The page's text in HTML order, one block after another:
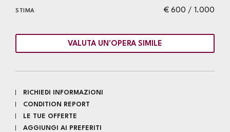
€ 600 / 1.000
STIMA
VALUTA UN'OPERA SIMILE
RICHIEDI INFORMAZIONI
CONDITION REPORT
LE TUE OFFERTE
AGGIUNGI AI PREFERITI